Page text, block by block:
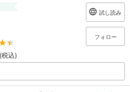
込)
試し読み
フォロー